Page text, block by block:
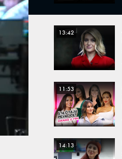
13:42
11:53
14:13